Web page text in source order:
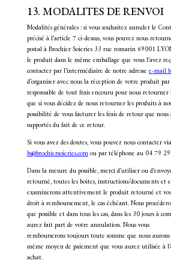
13. MODALITES DE RENVOI
Modalités générales : si vous souhaitez annuler le
précisé à l’article 7 ci-dessus, vous pouvez nous
postal à Brochier Soieries 33 rue romarin 69001
le produit dans le même emballage que vous l’avez
contacter par l’intermédiaire de notre adressee-mail
d’organiser avec nous la réception de votre produit par
responsable de tout frais encouru pour nous
que si vous décidez de nous retourner les produits à
possibilité de vous facturer les frais de retour que
supportés du fait de ce retour.
Si vous avez des doutes, vous pouvez nous contacter
bs@brochiersoieries.comou par téléphone au 04 79
Dans la mesure du possible, merci d’utiliser ou
retourné, toutes les boites, instructions/documents et
examinerons attentivement le produit retourné et
droit à remboursement, le cas échéant. Nous
que possible et dans tous les cas, dans les 30 jours à
aurez fait part de votre annulation. Nous vous
rembourserons toujours toute somme que nous
même moyen de paiement que vous aurez utilisée à
achat.